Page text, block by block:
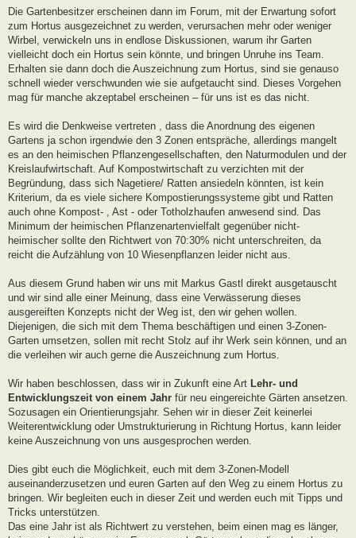
Die Gartenbesitzer erscheinen dann im Forum, mit der Erwartung sofort
zum Hortus ausgezeichnet zu werden, verursachen mehr oder weniger
Wirbel, verwickeln uns in endlose Diskussionen, warum ihr Garten
vielleicht doch ein Hortus sein könnte, und bringen Unruhe ins Team.
Erhalten sie dann doch die Auszeichnung zum Hortus, sind sie genauso
schnell wieder verschwunden wie sie aufgetaucht sind. Dieses Vorgehen
mag für manche akzeptabel erscheinen – für uns ist es das nicht.
Es wird die Denkweise vertreten , dass die Anordnung des eigenen
Gartens ja schon irgendwie den 3 Zonen entspräche, allerdings mangelt
es an den heimischen Pflanzengesellschaften, den Naturmodulen und der
Kreislaufwirtschaft. Auf Kompostwirtschaft zu verzichten mit der
Begründung, dass sich Nagetiere/ Ratten ansiedeln könnten, ist kein
Kriterium, da es viele sichere Kompostierungssysteme gibt und Ratten
auch ohne Kompost- , Ast - oder Totholzhaufen anwesend sind. Das
Minimum der heimischen Pflanzenartenvielfalt gegenüber nicht-
heimischer sollte den Richtwert von 70:30% nicht unterschreiten, da
reicht die Aufzählung von 10 Wiesenpflanzen leider nicht aus.
Aus diesem Grund haben wir uns mit Markus Gastl direkt ausgetauscht
und wir sind alle einer Meinung, dass eine Verwässerung dieses
ausgereiften Konzepts nicht der Weg ist, den wir gehen wollen.
Diejenigen, die sich mit dem Thema beschäftigen und einen 3-Zonen-
Garten umsetzen, sollen mit recht Stolz auf ihr Werk sein können, und an
die verleihen wir auch gerne die Auszeichnung zum Hortus.
Wir haben beschlossen, dass wir in Zukunft eine Art Lehr- und
Entwicklungszeit von einem Jahr für neu eingereichte Gärten ansetzen.
Sozusagen ein Orientierungsjahr. Sehen wir in dieser Zeit keinerlei
Weiterentwicklung oder Umstrukturierung in Richtung Hortus, kann leider
keine Auszeichnung von uns ausgesprochen werden.
Dies gibt euch die Möglichkeit, euch mit dem 3-Zonen-Modell
auseinanderzusetzen und euren Garten auf den Weg zu einem Hortus zu
bringen. Wir begleiten euch in dieser Zeit und werden euch mit Tipps und
Tricks unterstützen.
Das eine Jahr ist als Richtwert zu verstehen, beim einen mag es länger,